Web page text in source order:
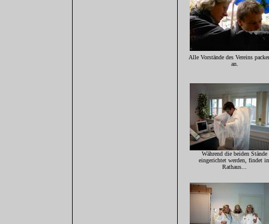
Alle Vorstände des Vereins
an.
Während die beiden Stände
eingerichtet werden, findet
Rathaus...